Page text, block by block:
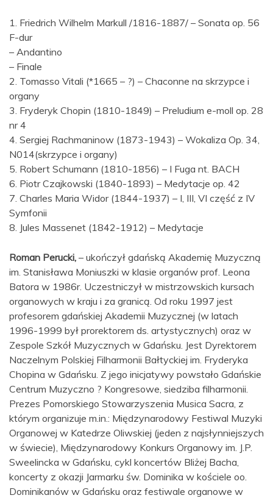
1. Friedrich Wilhelm Markull /1816-1887/ – Sonata op. 56
F-dur
– Andantino
– Finale
2. Tomasso Vitali (*1665 – ?) – Chaconne na skrzypce i
organy
3. Fryderyk Chopin (1810-1849) – Preludium e-moll op. 28
nr 4
4. Sergiej Rachmaninow (1873-1943) – Wokaliza Op. 34,
N014(skrzypce i organy)
5. Robert Schumann (1810-1856) – I Fuga nt. BACH
6. Piotr Czajkowski (1840-1893) – Medytacje op. 42
7. Charles Maria Widor (1844-1937) – I, III, VI część z IV
Symfonii
8. Jules Massenet (1842-1912) – Medytacje
Roman Perucki, – ukończył gdańską Akademię Muzyczną
im. Stanisława Moniuszki w klasie organów prof. Leona
Batora w 1986r. Uczestniczył w mistrzowskich kursach
organowych w kraju i za granicą. Od roku 1997 jest
profesorem gdańskiej Akademii Muzycznej (w latach
1996-1999 był prorektorem ds. artystycznych) oraz w
Zespole Szkół Muzycznych w Gdańsku. Jest Dyrektorem
Naczelnym Polskiej Filharmonii Bałtyckiej im. Fryderyka
Chopina w Gdańsku. Z jego inicjatywy powstało Gdańskie
Centrum Muzyczno ? Kongresowe, siedziba filharmonii.
Prezes Pomorskiego Stowarzyszenia Musica Sacra, z
którym organizuje m.in.: Międzynarodowy Festiwal Muzyki
Organowej w Katedrze Oliwskiej (jeden z najsłynniejszych
w świecie), Międzynarodowy Konkurs Organowy im. J.P.
Sweelincka w Gdańsku, cykl koncertów Bliżej Bacha,
koncerty z okazji Jarmarku św. Dominika w kościele oo.
Dominikanów w Gdańsku oraz festiwale organowe w